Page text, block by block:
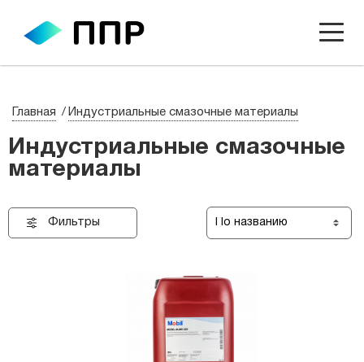
Главная Индустриальные смазочные материалы
Индустриальные смазочные
материалы
Фильтры